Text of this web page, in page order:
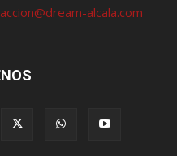
alcala.com